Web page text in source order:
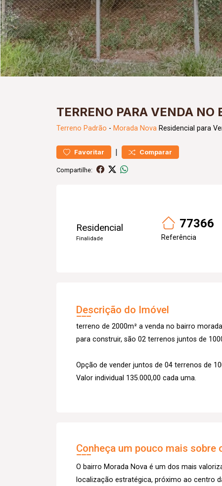
TERRENO PARA VENDA NO
Terreno Padrão - Morada Nova Residencial para
Favoritar | Comparar
Compartilhe:
Residencial
Finalidade
77366
Referência
Descrição do Imóvel
terreno de 2000m² a venda no bairro
para construir, são 02 terrenos juntos de
Opção de vender juntos de 04 terrenos de
Valor individual 135.000,00 cada uma.
Conheça um pouco mais sobre
O bairro Morada Nova é um dos mais
localização estratégica, próximo ao centro